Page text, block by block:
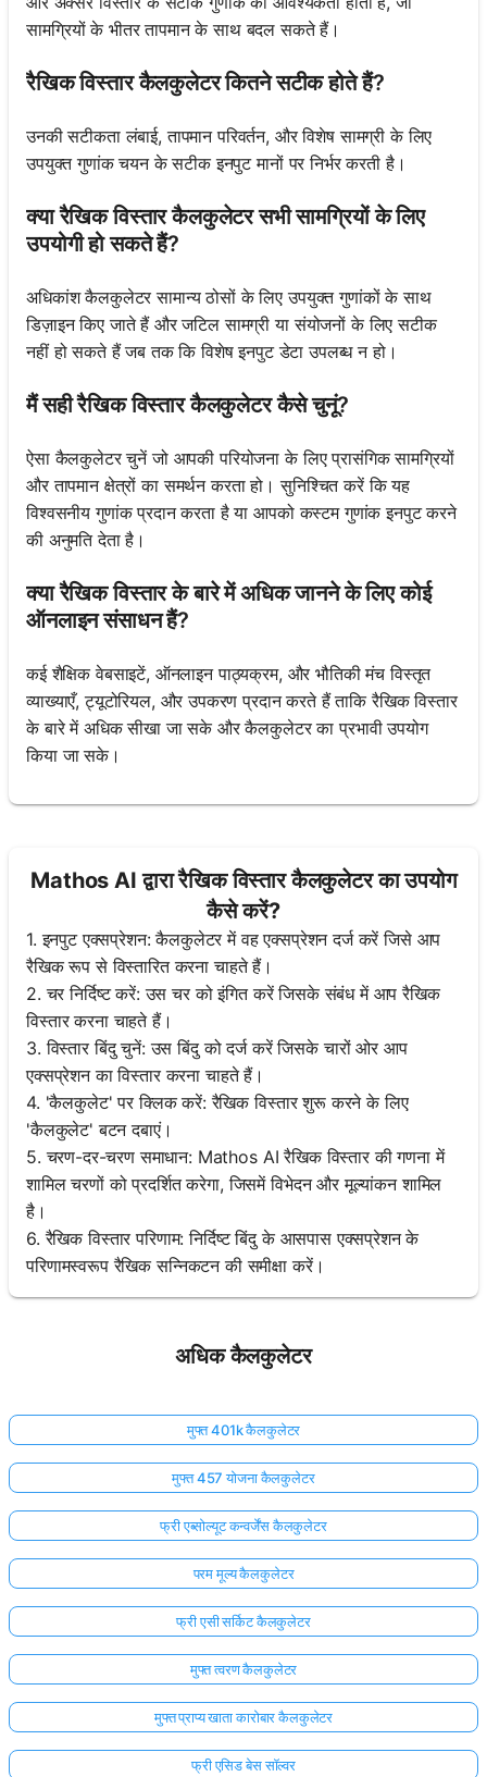
सामग्रियों के भीतर तापमान के साथ बदल सकते हैं।
रैखिक विस्तार कैलकुलेटर कितने सटीक होते हैं?
उनकी सटीकता लंबाई, तापमान परिवर्तन, और विशेष सामग्री के लिए
उपयुक्त गुणांक चयन के सटीक इनपुट मानों पर निर्भर करती है।
क्या रैखिक विस्तार कैलकुलेटर सभी सामग्रियों के लिए
उपयोगी हो सकते हैं?
अधिकांश कैलकुलेटर सामान्य ठोसों के लिए उपयुक्त गुणांकों के साथ
डिज़ाइन किए जाते हैं और जटिल सामग्री या संयोजनों के लिए सटीक
नहीं हो सकते हैं जब तक कि विशेष इनपुट डेटा उपलब्ध न हो।
मैं सही रैखिक विस्तार कैलकुलेटर कैसे चुनूं?
ऐसा कैलकुलेटर चुनें जो आपकी परियोजना के लिए प्रासंगिक सामग्रियों
और तापमान क्षेत्रों का समर्थन करता हो। सुनिश्चित करें कि यह
विश्वसनीय गुणांक प्रदान करता है या आपको कस्टम गुणांक इनपुट करने
की अनुमति देता है।
क्या रैखिक विस्तार के बारे में अधिक जानने के लिए कोई
ऑनलाइन संसाधन हैं?
कई शैक्षिक वेबसाइटें, ऑनलाइन पाठ्यक्रम, और भौतिकी मंच विस्तृत
व्याख्याएँ, ट्यूटोरियल, और उपकरण प्रदान करते हैं ताकि रैखिक विस्तार
के बारे में अधिक सीखा जा सके और कैलकुलेटर का प्रभावी उपयोग
किया जा सके।
Mathos AI द्वारा रैखिक विस्तार कैलकुलेटर का उपयोग
कैसे करें?
1. इनपुट एक्सप्रेशन: कैलकुलेटर में वह एक्सप्रेशन दर्ज करें जिसे आप
रैखिक रूप से विस्तारित करना चाहते हैं।
2. चर निर्दिष्ट करें: उस चर को इंगित करें जिसके संबंध में आप रैखिक
विस्तार करना चाहते हैं।
3. विस्तार बिंदु चुनें: उस बिंदु को दर्ज करें जिसके चारों ओर आप
एक्सप्रेशन का विस्तार करना चाहते हैं।
4. 'कैलकुलेट' पर क्लिक करें: रैखिक विस्तार शुरू करने के लिए
'कैलकुलेट' बटन दबाएं।
5. चरण-दर-चरण समाधान: Mathos AI रैखिक विस्तार की गणना में
शामिल चरणों को प्रदर्शित करेगा, जिसमें विभेदन और मूल्यांकन शामिल
है।
6. रैखिक विस्तार परिणाम: निर्दिष्ट बिंदु के आसपास एक्सप्रेशन के
परिणामस्वरूप रैखिक सन्निकटन की समीक्षा करें।
अधिक कैलकुलेटर
मुफ्त 401k कैलकुलेटर
मुफ्त 457 योजना कैलकुलेटर
फ्री एब्सोल्यूट कन्वर्जेंस कैलकुलेटर
परम मूल्य कैलकुलेटर
फ्री एसी सर्किट कैलकुलेटर
मुफ्त त्वरण कैलकुलेटर
मुफ्त प्राप्य खाता कारोबार कैलकुलेटर
फ्री एसिड बेस सॉल्वर